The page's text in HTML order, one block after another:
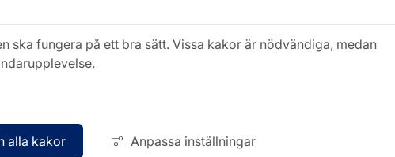
ska fungera på ett bra sätt. Vissa kakor är nödvändiga, medan
alla kakor Anpassa inställningar